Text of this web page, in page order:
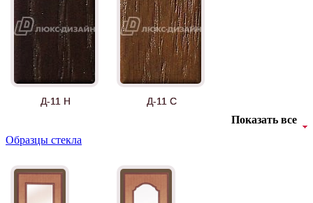
Д-11 Н Д-11 С
Показать все
Образцы стекла